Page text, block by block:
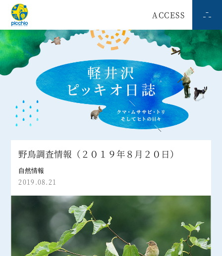
ACCESS
野鳥調査情報（２０１９年８月２０日）
自然情報
2019.08.21